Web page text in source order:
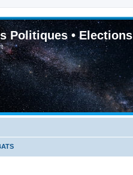
Politiques • Elections